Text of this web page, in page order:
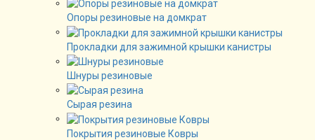
Опоры резиновые на домкрат
Прокладки для зажимной крышки канистры
Шнуры резиновые
Сырая резина
Покрытия резиновые Ковры